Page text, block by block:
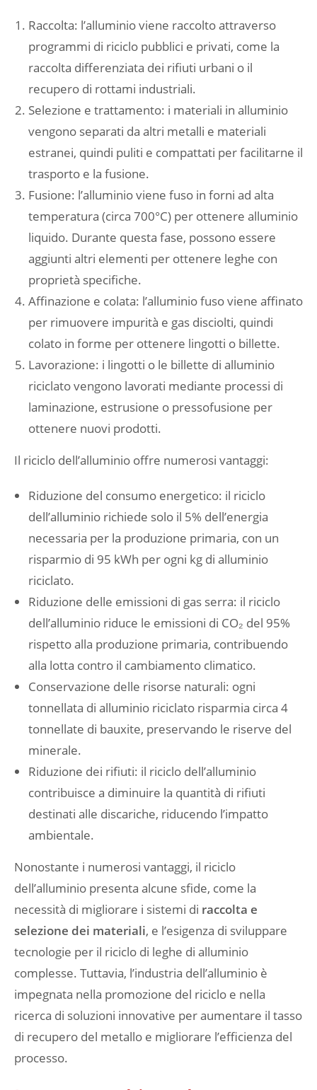
Raccolta: l’alluminio viene raccolto attraverso
programmi di riciclo pubblici e privati, come la
raccolta differenziata dei rifiuti urbani o il
recupero di rottami industriali.
Selezione e trattamento: i materiali in alluminio
vengono separati da altri metalli e materiali
estranei, quindi puliti e compattati per facilitarne il
trasporto e la fusione.
Fusione: l’alluminio viene fuso in forni ad alta
temperatura (circa 700°C) per ottenere alluminio
liquido. Durante questa fase, possono essere
aggiunti altri elementi per ottenere leghe con
proprietà specifiche.
Affinazione e colata: l’alluminio fuso viene affinato
per rimuovere impurità e gas disciolti, quindi
colato in forme per ottenere lingotti o billette.
Lavorazione: i lingotti o le billette di alluminio
riciclato vengono lavorati mediante processi di
laminazione, estrusione o pressofusione per
ottenere nuovi prodotti.
Il riciclo dell’alluminio offre numerosi vantaggi:
Riduzione del consumo energetico: il riciclo
dell’alluminio richiede solo il 5% dell’energia
necessaria per la produzione primaria, con un
risparmio di 95 kWh per ogni kg di alluminio
riciclato.
Riduzione delle emissioni di gas serra: il riciclo
dell’alluminio riduce le emissioni di CO₂ del 95%
rispetto alla produzione primaria, contribuendo
alla lotta contro il cambiamento climatico.
Conservazione delle risorse naturali: ogni
tonnellata di alluminio riciclato risparmia circa 4
tonnellate di bauxite, preservando le riserve del
minerale.
Riduzione dei rifiuti: il riciclo dell’alluminio
contribuisce a diminuire la quantità di rifiuti
destinati alle discariche, riducendo l’impatto
ambientale.
Nonostante i numerosi vantaggi, il riciclo
dell’alluminio presenta alcune sfide, come la
necessità di migliorare i sistemi di raccolta e
selezione dei materiali, e l’esigenza di sviluppare
tecnologie per il riciclo di leghe di alluminio
complesse. Tuttavia, l’industria dell’alluminio è
impegnata nella promozione del riciclo e nella
ricerca di soluzioni innovative per aumentare il tasso
di recupero del metallo e migliorare l’efficienza del
processo.